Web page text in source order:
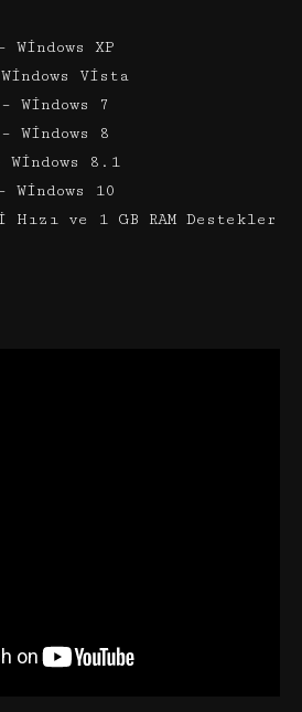
Windows XP
Vista
– Windows 7
– Windows 8
Windows 8.1
Windows 10
ve 1 GB RAM Destekler